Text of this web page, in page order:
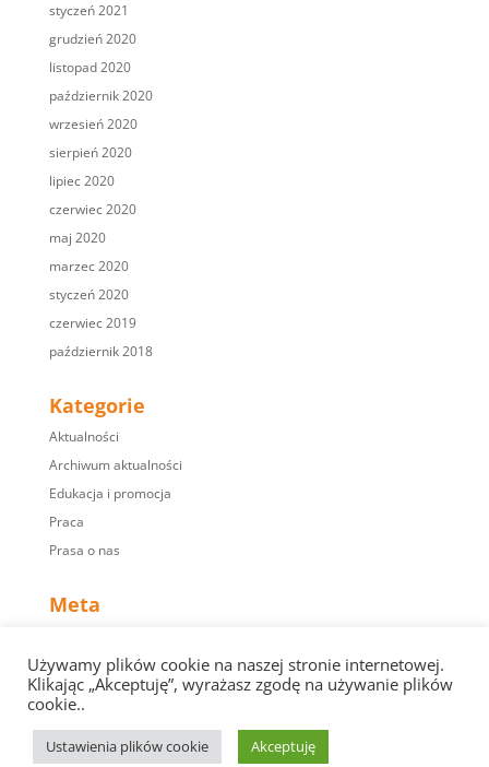
styczeń 2021
grudzień 2020
listopad 2020
październik 2020
wrzesień 2020
sierpień 2020
lipiec 2020
czerwiec 2020
maj 2020
marzec 2020
styczeń 2020
czerwiec 2019
październik 2018
Kategorie
Aktualności
Archiwum aktualności
Edukacja i promocja
Praca
Prasa o nas
Meta
Kanał wpisów
Kanał komentarzy
Używamy plików cookie na naszej stronie internetowej.
Klikając „Akceptuję”, wyrażasz zgodę na używanie plików
cookie..
Ustawienia plików cookie Akceptuję